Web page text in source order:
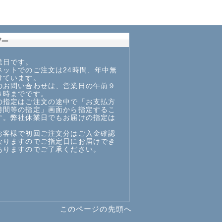
です。
トでのご注文は24時間、年中無
います。
問い合わせは、営業日の午前９
までです。
定はご注文の途中で「お支払方
等の指定」画面から指定するこ
。弊社休業日でもお届けの指定は
客様で初回ご注文分はご入金確認
りますのでご指定日にお届けでき
ますのでご了承ください。
このページの先頭へ